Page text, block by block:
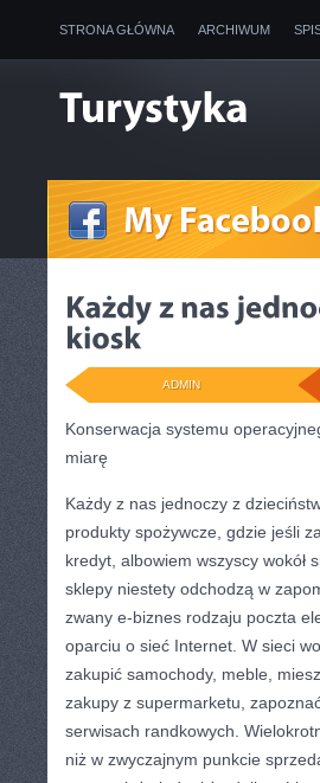
STRONA GŁÓWNA ARCHIWUM
ADMIN
Konserwacja systemu
miarę
Każdy z nas jednoczy z
produkty spożywcze, gdzie jeśli
kredyt, albowiem wszyscy wokół
sklepy niestety odchodzą w
zwany e-biznes rodzaju poczta
oparciu o sieć Internet. W sieci
zakupić samochody, meble,
zakupy z supermarketu,
serwisach randkowych.
niż w zwyczajnym punkcie